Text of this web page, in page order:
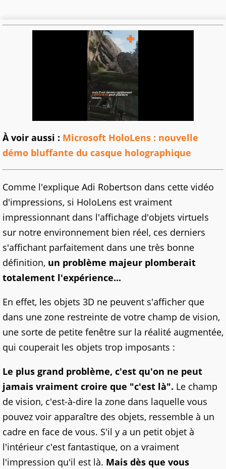
À voir aussi : Microsoft HoloLens : nouvelle
démo bluffante du casque holographique
Comme l'explique Adi Robertson dans cette vidéo
d'impressions, si HoloLens est vraiment
impressionnant dans l'affichage d'objets virtuels
sur notre environnement bien réel, ces derniers
s'affichant parfaitement dans une très bonne
définition, un problème majeur plomberait
totalement l'expérience...
En effet, les objets 3D ne peuvent s'afficher que
dans une zone restreinte de votre champ de vision,
une sorte de petite fenêtre sur la réalité augmentée,
qui couperait les objets trop imposants :
Le plus grand problème, c'est qu'on ne peut
jamais vraiment croire que "c'est là". Le champ
de vision, c'est-à-dire la zone dans laquelle vous
pouvez voir apparaître des objets, ressemble à un
cadre en face de vous. S'il y a un petit objet à
l'intérieur c'est fantastique, on a vraiment
l'impression qu'il est là. Mais dès que vous